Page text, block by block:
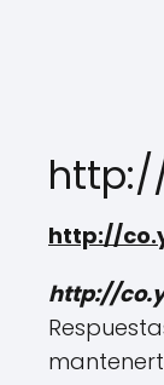
http://
http://